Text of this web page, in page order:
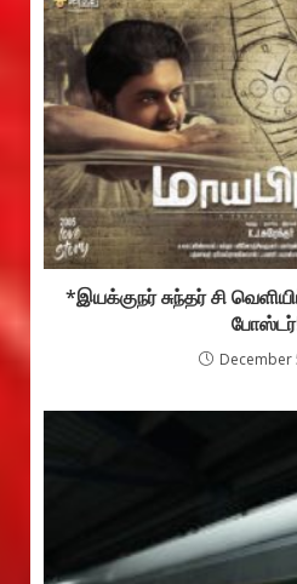
*இயக்குநர் சுந்தர் சி
December